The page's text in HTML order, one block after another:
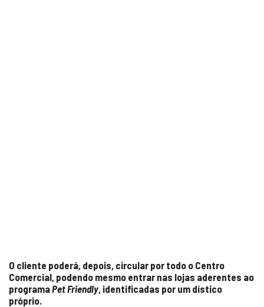
O cliente poderá, depois, circular por todo o Centro
Comercial, podendo mesmo entrar nas lojas aderentes ao
programaPet Friendly, identificadas por um dístico
próprio.